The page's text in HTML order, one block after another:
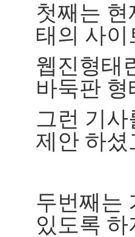
첫째는
태의 사
웹진형태
바둑판
그런 기
제안 하셨
두번째는
있도록